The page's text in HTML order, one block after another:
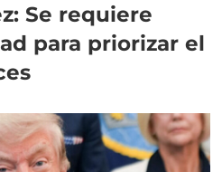
Se requiere
para priorizar el